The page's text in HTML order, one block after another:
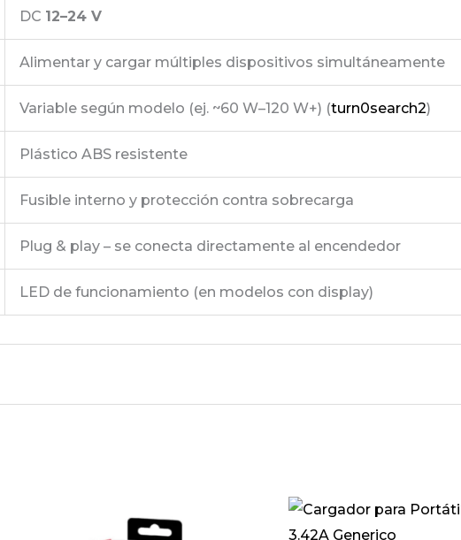
DC 12–24 V
Alimentar y cargar múltiples dispositivos simultáneamente
Variable según modelo (ej. ~60 W–120 W+) (turn0search2)
Plástico ABS resistente
Fusible interno y protección contra sobrecarga
Plug & play – se conecta directamente al encendedor
LED de funcionamiento (en modelos con display)
“Socket triple para encendedor”
no será publicada. Los campos obligatorios están